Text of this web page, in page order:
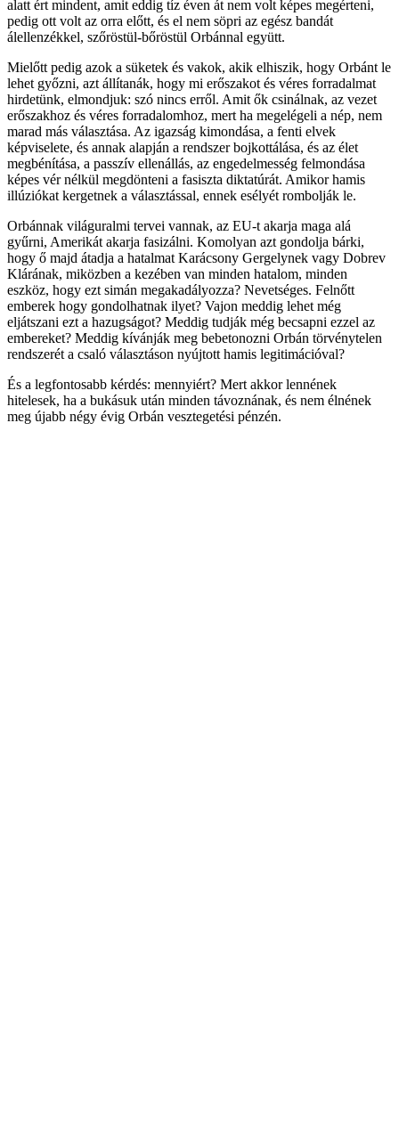
alatt ért mindent, amit eddig tíz éven át nem volt képes megérteni,
pedig ott volt az orra előtt, és el nem söpri az egész bandát
álellenzékkel, szőröstül-bőröstül Orbánnal együtt.
Mielőtt pedig azok a süketek és vakok, akik elhiszik, hogy Orbánt le
lehet győzni, azt állítanák, hogy mi erőszakot és véres forradalmat
hirdetünk, elmondjuk: szó nincs erről. Amit ők csinálnak, az vezet
erőszakhoz és véres forradalomhoz, mert ha megelégeli a nép, nem
marad más választása. Az igazság kimondása, a fenti elvek
képviselete, és annak alapján a rendszer bojkottálása, és az élet
megbénítása, a passzív ellenállás, az engedelmesség felmondása
képes vér nélkül megdönteni a fasiszta diktatúrát. Amikor hamis
illúziókat kergetnek a választással, ennek esélyét rombolják le.
Orbánnak világuralmi tervei vannak, az EU-t akarja maga alá
gyűrni, Amerikát akarja fasizálni. Komolyan azt gondolja bárki,
hogy ő majd átadja a hatalmat Karácsony Gergelynek vagy Dobrev
Klárának, miközben a kezében van minden hatalom, minden
eszköz, hogy ezt simán megakadályozza? Nevetséges. Felnőtt
emberek hogy gondolhatnak ilyet? Vajon meddig lehet még
eljátszani ezt a hazugságot? Meddig tudják még becsapni ezzel az
embereket? Meddig kívánják meg bebetonozni Orbán törvénytelen
rendszerét a csaló választáson nyújtott hamis legitimációval?
És a legfontosabb kérdés: mennyiért? Mert akkor lennének
hitelesek, ha a bukásuk után minden távoznának, és nem élnének
meg újabb négy évig Orbán vesztegetési pénzén.